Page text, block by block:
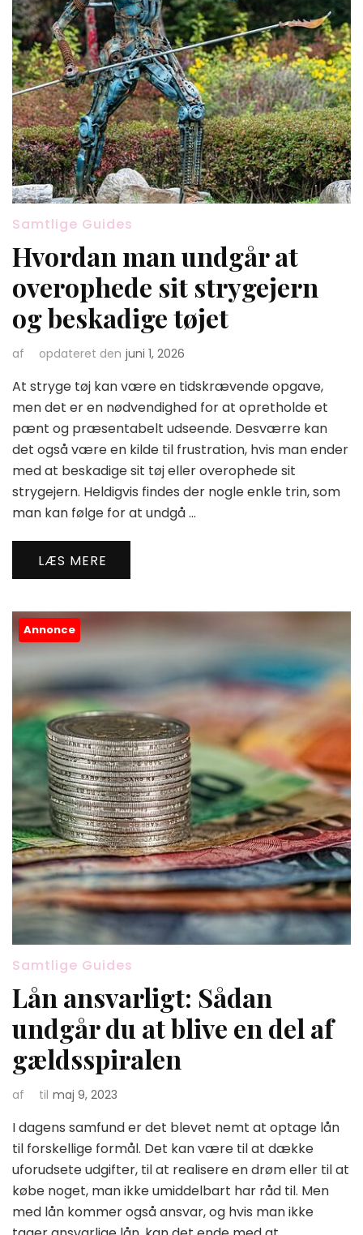
Samtlige Guides
Hvordan man undgår at
overophede sit strygejern
og beskadige tøjet
af opdateret den juni 1, 2026
At stryge tøj kan være en tidskrævende opgave,
men det er en nødvendighed for at opretholde et
pænt og præsentabelt udseende. Desværre kan
det også være en kilde til frustration, hvis man ender
med at beskadige sit tøj eller overophede sit
strygejern. Heldigvis findes der nogle enkle trin, som
man kan følge for at undgå …
LÆS MERE
Annonce
Samtlige Guides
Lån ansvarligt: Sådan
undgår du at blive en del af
gældsspiralen
af til maj 9, 2023
I dagens samfund er det blevet nemt at optage lån
til forskellige formål. Det kan være til at dække
uforudsete udgifter, til at realisere en drøm eller til at
købe noget, man ikke umiddelbart har råd til. Men
med lån kommer også ansvar, og hvis man ikke